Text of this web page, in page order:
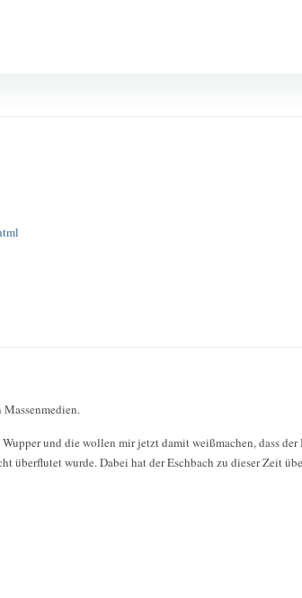
und die wollen mir jetzt damit weißmachen, dass der
überflutet wurde. Dabei hat der Eschbach zu dieser Zeit